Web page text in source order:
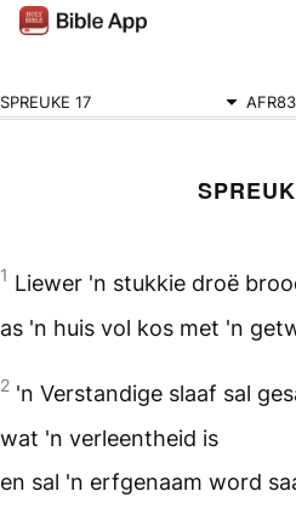
SPREUKE 17 AFR83
1 Liewer 'n stukkie droë
as 'n huis vol kos met 'n
2 'n Verstandige slaaf sal
wat 'n verleentheid is
en sal 'n erfgenaam word